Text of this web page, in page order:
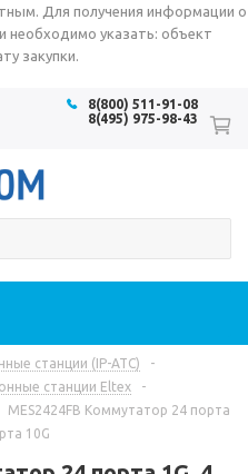
Для получения информации о
необходимо указать: объект
закупки.
8(800) 511-91-08
8(495) 975-98-43
станции (IP-АТС)
-
станции Eltex
-
MES2424FB Коммутатор 24 порта
10G